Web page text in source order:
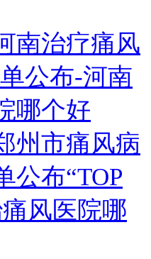
南治疗痛风
公布-河南
哪个好
州市痛风病
公布“TOP
风医院哪